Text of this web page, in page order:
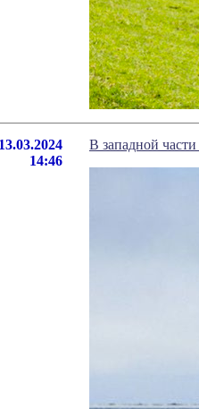
13.03.2024
14:46
В западной части